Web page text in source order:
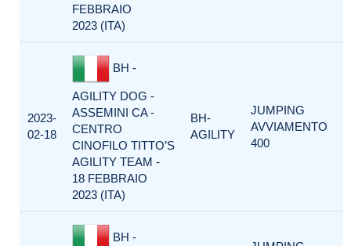
FEBBRAIO
2023 (ITA)
2023-
02-18
BH -
AGILITY DOG -
ASSEMINI CA -
CENTRO
CINOFILO TITTO’S
AGILITY TEAM -
18 FEBBRAIO
2023 (ITA)
BH-
AGILITY
JUMPING
AVVIAMENTO
400
BH -